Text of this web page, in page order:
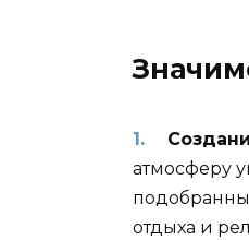
атмосферу
отдыха и